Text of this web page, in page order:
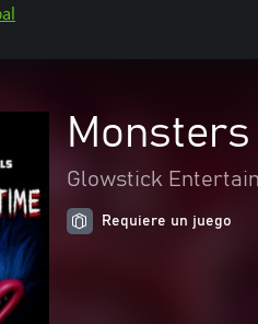
Glowstick
Requiere un juego